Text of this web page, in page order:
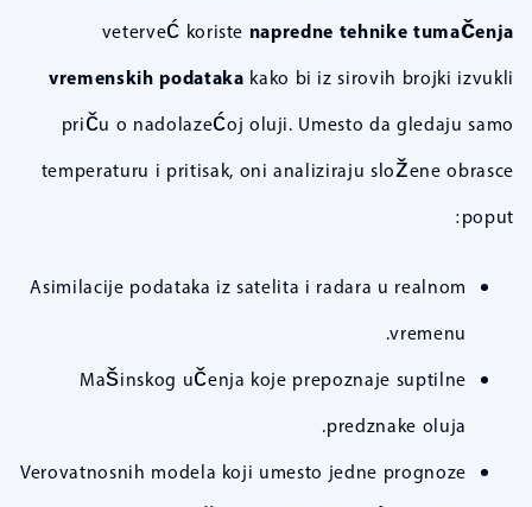
veterveć koriste napredne tehnike tumačenja
vremenskih podataka kako bi iz sirovih brojki izvukli
priču o nadolazećoj oluji. Umesto da gledaju samo
temperaturu i pritisak, oni analiziraju složene obrasce
poput:
Asimilacije podataka iz satelita i radara u realnom
vremenu.
Mašinskog učenja koje prepoznaje suptilne
predznake oluja.
Verovatnosnih modela koji umesto jedne prognoze